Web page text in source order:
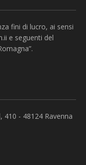
fini di lucro, ai sensi
e seguenti del
410 - 48124 Ravenna